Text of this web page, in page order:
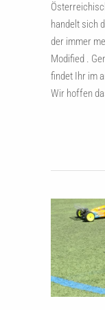
handelt sich
der immer
Modified .
findet Ihr im
Wir hoffen